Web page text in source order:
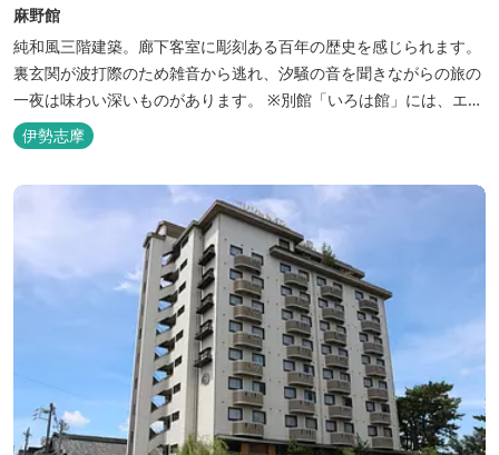
麻野館
純和風三階建築。廊下客室に彫刻ある百年の歴史を感じられます。
裏玄関が波打際のため雑音から逃れ、汐騒の音を聞きながらの旅の
一夜は味わい深いものがあります。 ※別館「いろは館」には、エイ
リアンやプレデターのリアルな模型があり、初めて見た方はビック
リしますよ。
伊勢志摩